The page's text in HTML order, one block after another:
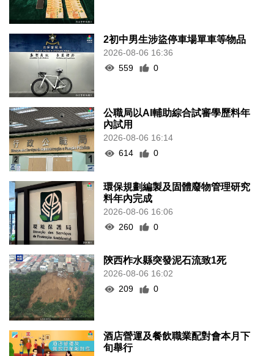
2初中男生涉盜停車場單車等物品
2026-08-06 16:36
559
0
公職局以AI輔助綜合試審學歷料年
內試用
2026-08-06 16:14
614
0
環保規劃編製及固體廢物管理研究
料年內完成
2026-08-06 16:06
260
0
陝西柞水縣突發泥石流致1死
2026-08-06 16:02
209
0
酒店營運及餐飲職業配對會本月下
旬舉行